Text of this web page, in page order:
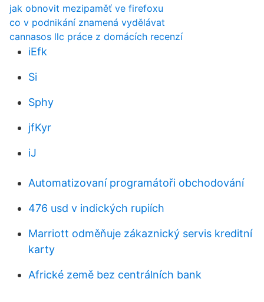
jak obnovit mezipaměť ve firefoxu
co v podnikání znamená vydělávat
cannasos llc práce z domácích recenzí
iEfk
Si
Sphy
jfKyr
iJ
Automatizovaní programátoři obchodování
476 usd v indických rupiích
Marriott odměňuje zákaznický servis kreditní
karty
Africké země bez centrálních bank